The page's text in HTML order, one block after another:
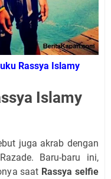
Rassya Islamy
Islamy
juga akrab dengan
Baru-baru ini,
saat Rassya selfie